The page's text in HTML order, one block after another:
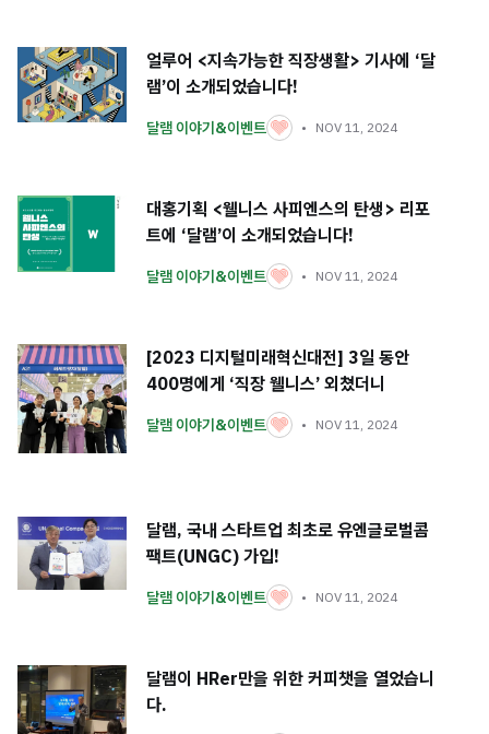
얼루어 <지속가능한 직장생활> 기사에 ‘달
램’이 소개되었습니다!
달램 이야기&이벤트 NOV 11, 2024
대홍기획 <웰니스 사피엔스의 탄생> 리포
트에 ‘달램’이 소개되었습니다!
달램 이야기&이벤트 NOV 11, 2024
[2023 디지털미래혁신대전] 3일 동안
400명에게 ‘직장 웰니스’ 외쳤더니
달램 이야기&이벤트 NOV 11, 2024
달램, 국내 스타트업 최초로 유엔글로벌콤
팩트(UNGC) 가입!
달램 이야기&이벤트 NOV 11, 2024
달램이 HRer만을 위한 커피챗을 열었습니
다.